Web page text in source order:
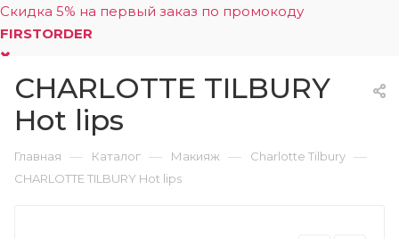
Скидка 5% на первый заказ по промокоду
FIRSTORDER
0
CHARLOTTE TILBURY
Hot lips
Главная — Каталог — Макияж — Charlotte Tilbury —
CHARLOTTE TILBURY Hot lips